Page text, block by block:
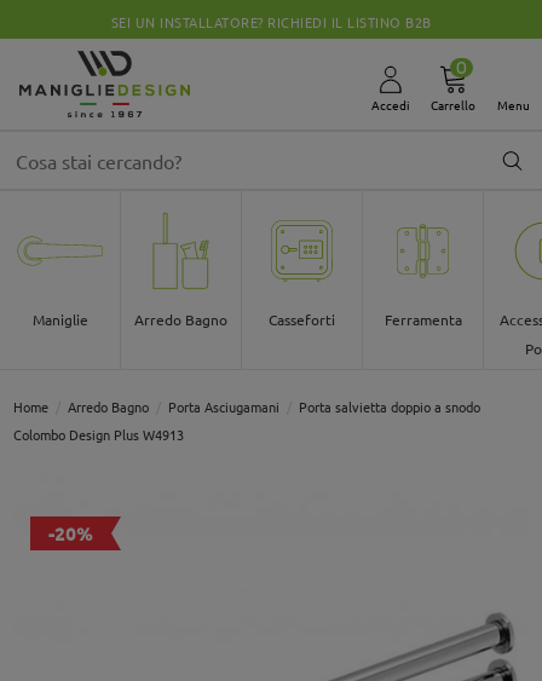
CHIUSI PER FERIE DALLO 08 AL 30 AGOSTO
Accedi
0
Carrello Menu
Maniglie Arredo Bagno Casseforti Ferramenta
Home Arredo Bagno Porta Asciugamani
Porta salvietta doppio a snodo
Colombo Design Plus W4913
-20%